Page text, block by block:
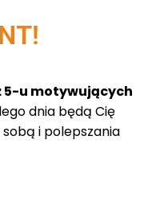
5-u motywujących
dnia będą Cię
i polepszania